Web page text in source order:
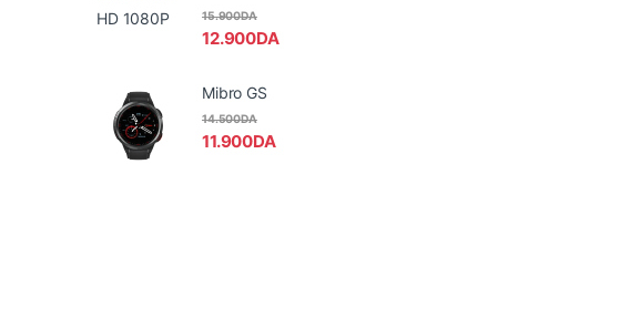
12.900DA
15.900DA
Mibro GS
11.900DA
14.500DA